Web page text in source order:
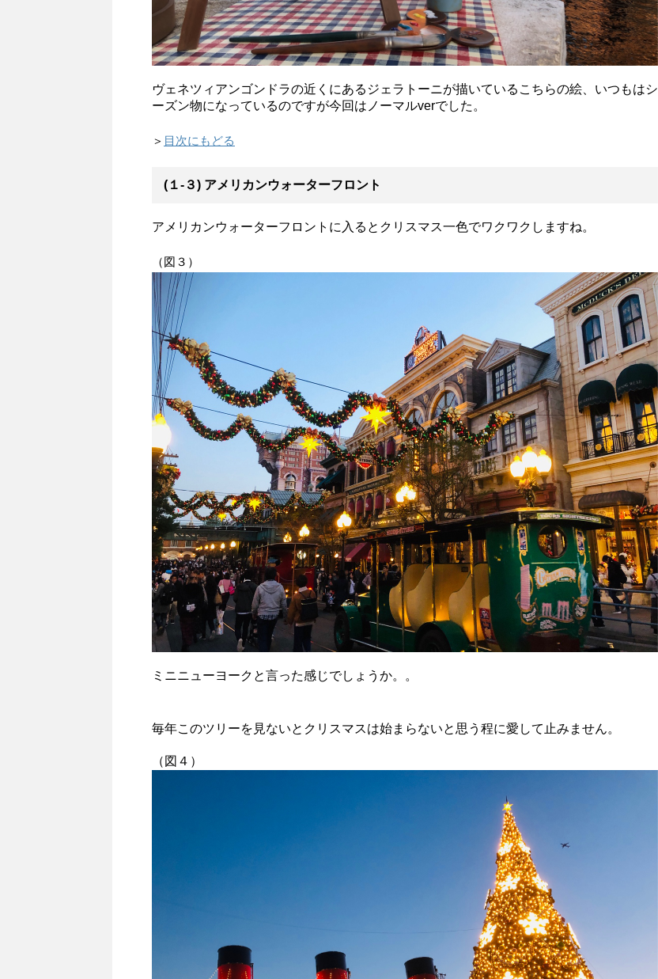
ヴェネツィアンゴンドラの近くにあるジェラトーニが描いているこちらの絵、いつもはシ
ーズン物になっているのですが今回はノーマルverでした。
＞ 目次にもどる
(１-３) アメリカンウォーターフロント
アメリカンウォーターフロントに入るとクリスマス一色でワクワクしますね。
（図３）
ミニニューヨークと言った感じでしょうか。。
毎年このツリーを見ないとクリスマスは始まらないと思う程に愛して止みません。
（図４）